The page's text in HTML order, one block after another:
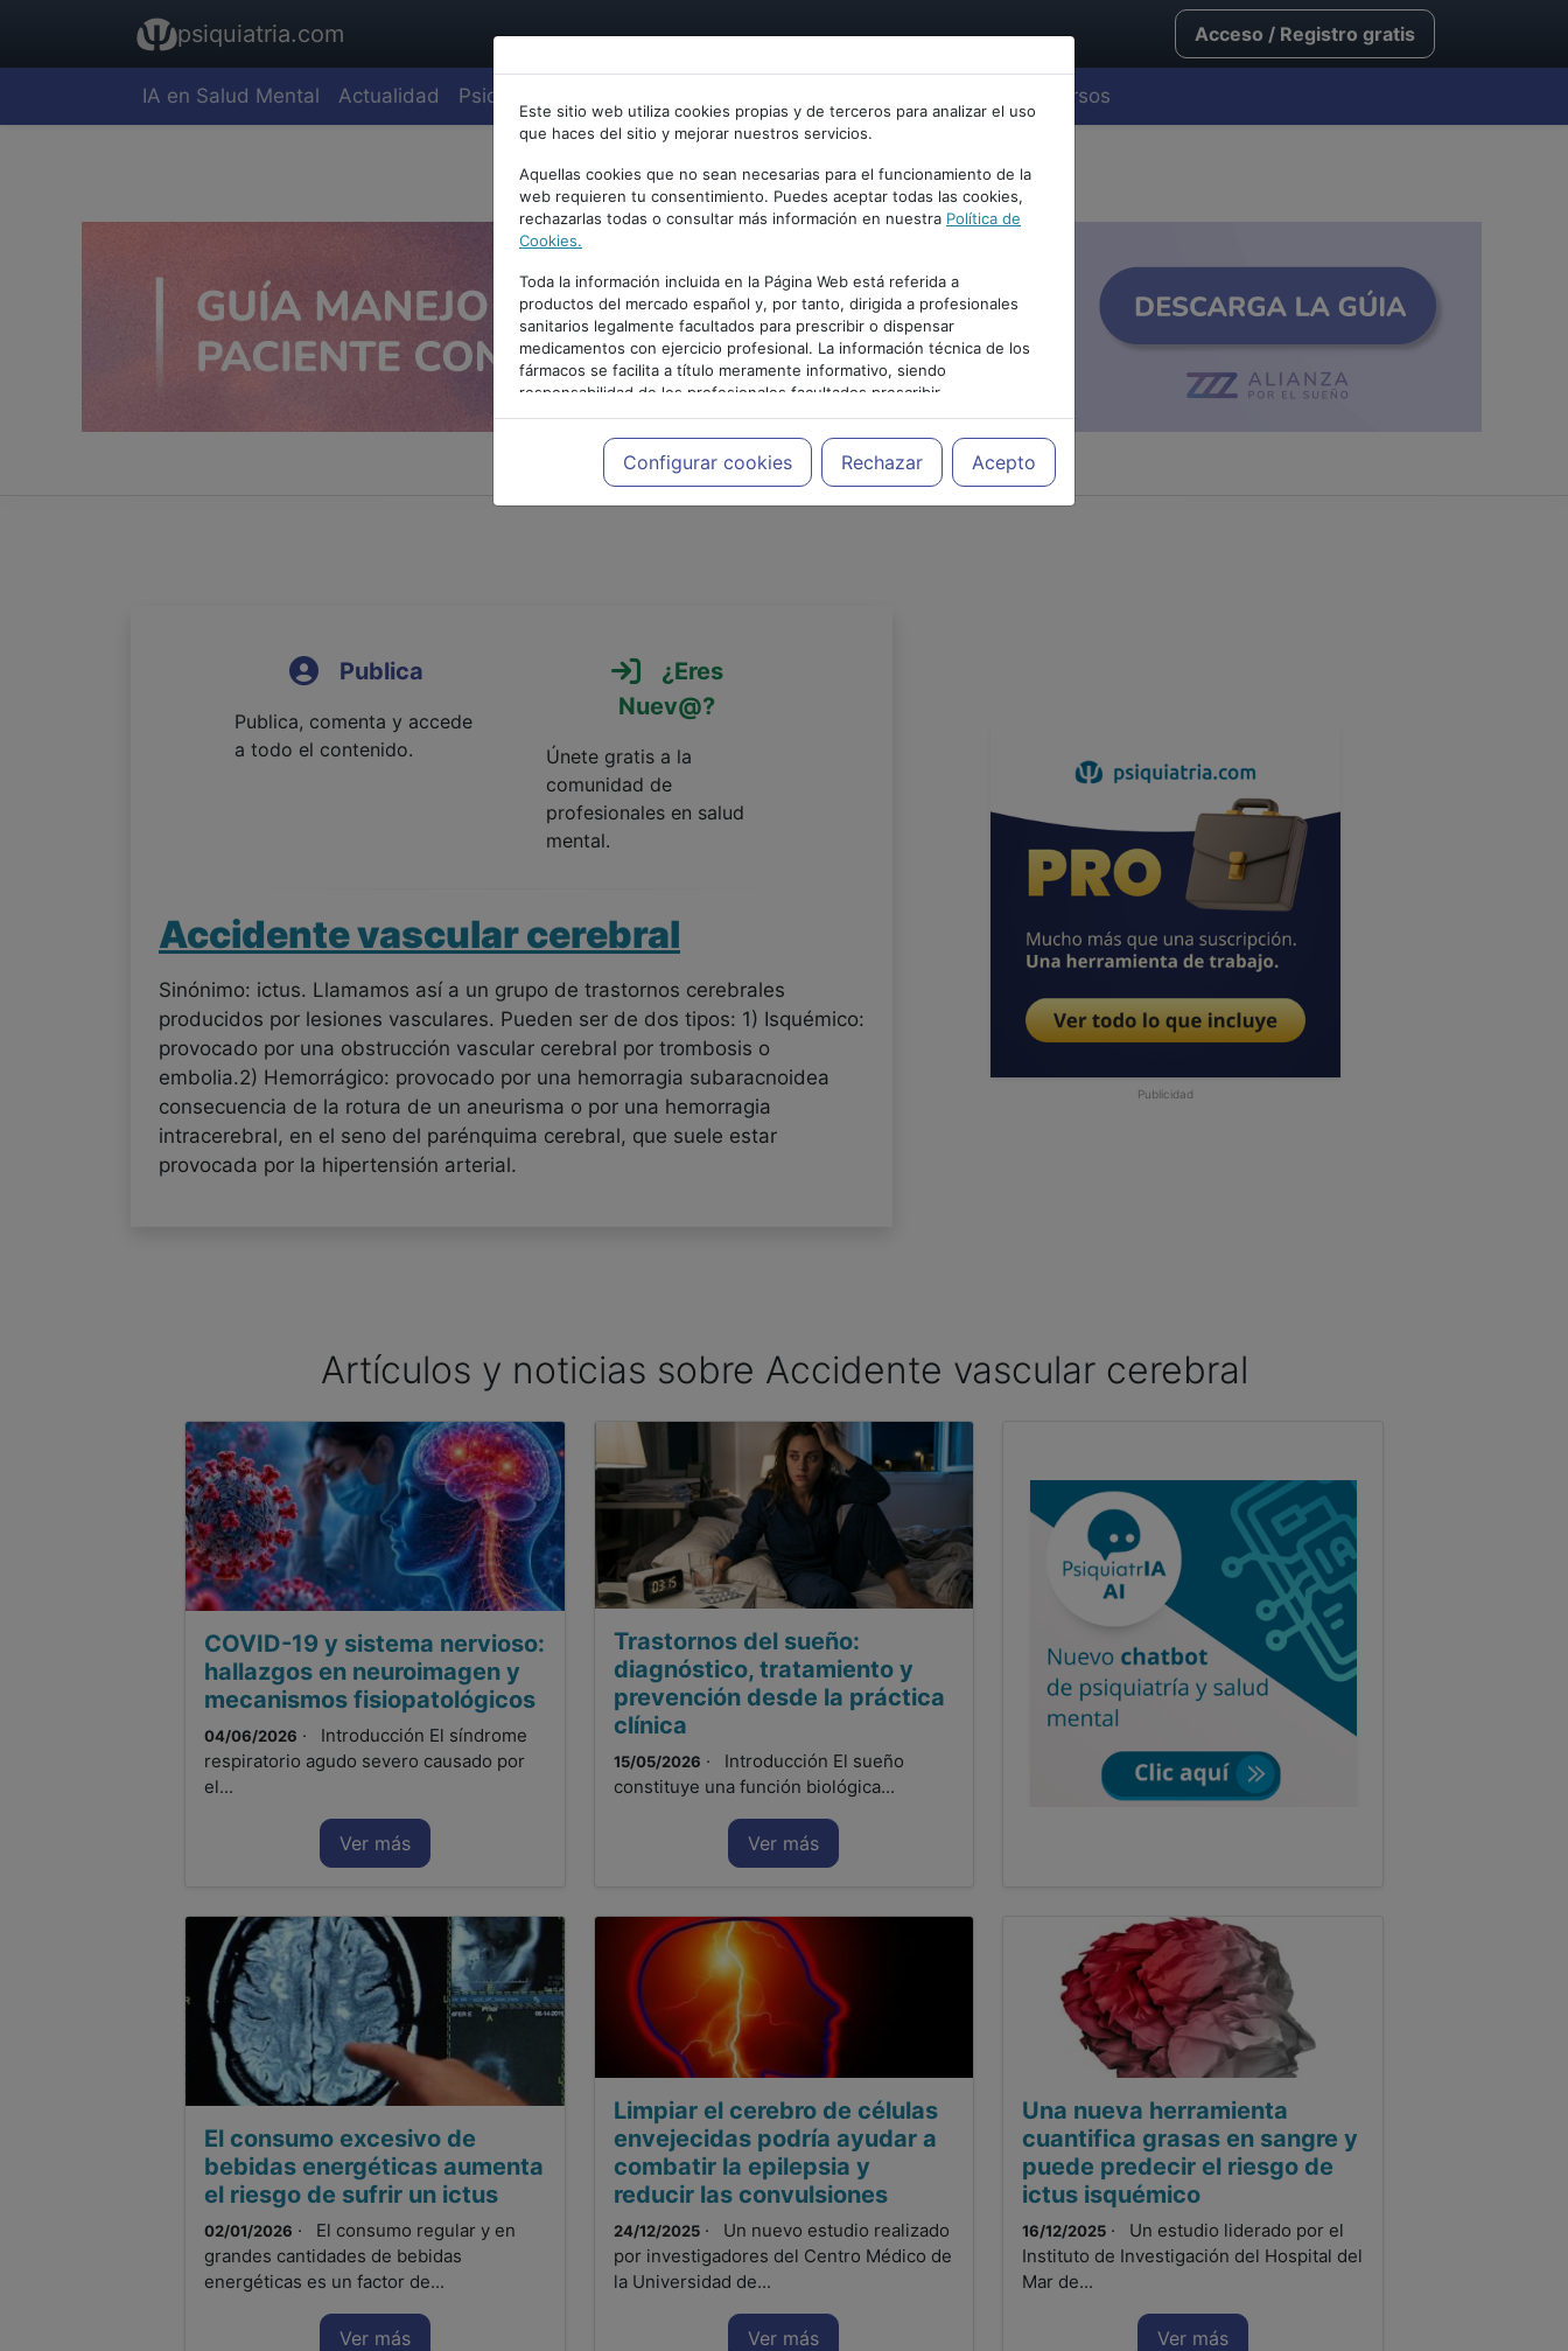
psiquiatria.com Acceso / Registro gratis
IA en Salud Mental Actualidad Psiquiatría Cursos
Este sitio web utiliza cookies propias y de terceros para analizar el uso
que haces del sitio y mejorar nuestros servicios.
Aquellas cookies que no sean necesarias para el funcionamiento de la
web requieren tu consentimiento. Puedes aceptar todas las cookies,
rechazarlas todas o consultar más información en nuestra Política de
Cookies.
Toda la información incluida en la Página Web está referida a
productos del mercado español y, por tanto, dirigida a profesionales
sanitarios legalmente facultados para prescribir o dispensar
medicamentos con ejercicio profesional. La información técnica de los
fármacos se facilita a título meramente informativo, siendo
responsabilidad de los profesionales facultados prescribir
medicamentos y decidir, en cada caso concreto, el tratamiento más
adecuado a las necesidades del paciente.
Configurar cookies Rechazar Acepto
Publica
Publica, comenta y accede
a todo el contenido.
¿Eres
Nuev@?
Únete gratis a la
comunidad de
profesionales en salud
mental.
Accidente vascular cerebral
Sinónimo: ictus. Llamamos así a un grupo de trastornos cerebrales
producidos por lesiones vasculares. Pueden ser de dos tipos: 1) Isquémico:
provocado por una obstrucción vascular cerebral por trombosis o
embolia.2) Hemorrágico: provocado por una hemorragia subaracnoidea
consecuencia de la rotura de un aneurisma o por una hemorragia
intracerebral, en el seno del parénquima cerebral, que suele estar
provocada por la hipertensión arterial.
Publicidad
Artículos y noticias sobre Accidente vascular cerebral
COVID-19 y sistema nervioso:
hallazgos en neuroimagen y
mecanismos fisiopatológicos
04/06/2026 · Introducción El síndrome
respiratorio agudo severo causado por
el...
Ver más
Trastornos del sueño:
diagnóstico, tratamiento y
prevención desde la práctica
clínica
15/05/2026 · Introducción El sueño
constituye una función biológica...
Ver más
El consumo excesivo de
bebidas energéticas aumenta
el riesgo de sufrir un ictus
02/01/2026 · El consumo regular y en
grandes cantidades de bebidas
energéticas es un factor de...
Ver más
Limpiar el cerebro de células
envejecidas podría ayudar a
combatir la epilepsia y
reducir las convulsiones
24/12/2025· Un nuevo estudio realizado
por investigadores del Centro Médico de
la Universidad de...
Ver más
Una nueva herramienta
cuantifica grasas en sangre y
puede predecir el riesgo de
ictus isquémico
16/12/2025 · Un estudio liderado por el
Instituto de Investigación del Hospital del
Mar de...
Ver más